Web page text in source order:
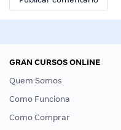
GRAN CURSOS ONLINE
Quem Somos
Como Funciona
Como Comprar